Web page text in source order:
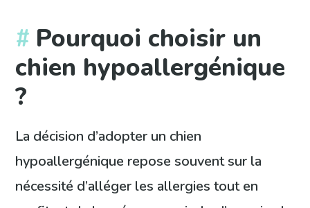
Pourquoi choisir un
chien hypoallergénique
?
La décision d’adopter un chien
hypoallergénique repose souvent sur la
nécessité d’alléger les allergies tout en